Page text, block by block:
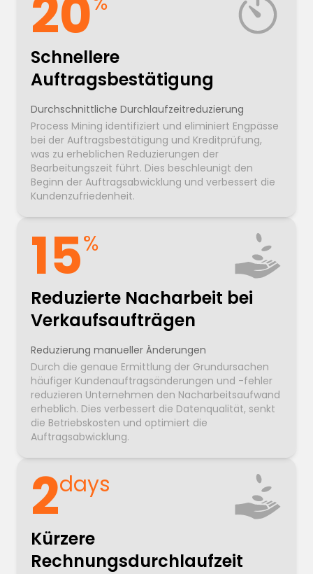
20
Schnellere
Auftragsbestätigung
Durchschnittliche Durchlaufzeitreduzierung
Process Mining identifiziert und eliminiert Engpässe
bei der Auftragsbestätigung und Kreditprüfung,
was zu erheblichen Reduzierungen der
Bearbeitungszeit führt. Dies beschleunigt den
Beginn der Auftragsabwicklung und verbessert die
Kundenzufriedenheit.
15%
Reduzierte Nacharbeit bei
Verkaufsaufträgen
Reduzierung manueller Änderungen
Durch die genaue Ermittlung der Grundursachen
häufiger Kundenauftragsänderungen und -fehler
reduzieren Unternehmen den Nacharbeitsaufwand
erheblich. Dies verbessert die Datenqualität, senkt
die Betriebskosten und optimiert die
Auftragsabwicklung.
2days
Kürzere
Rechnungsdurchlaufzeit